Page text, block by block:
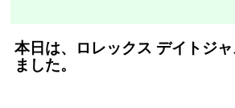
本日は、ロレックス デイトジ
ました。